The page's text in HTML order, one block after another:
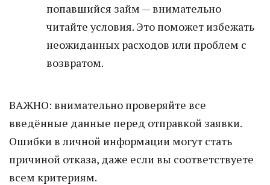
попавшийся займ — внимательно
читайте условия. Это поможет избежать
неожиданных расходов или проблем с
возвратом.
ВАЖНО: внимательно проверяйте все
введённые данные перед отправкой заявки.
Ошибки в личной информации могут стать
причиной отказа, даже если вы соответствуете
всем критериям.